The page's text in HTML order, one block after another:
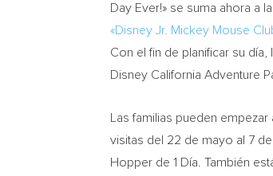
Day Ever!» se suma ahora a
«Disney Jr. Mickey Mouse
Con el fin de planificar su
Disney California Adventure
Las familias pueden
visitas del 22 de mayo al 7
Hopper de 1 Día. También